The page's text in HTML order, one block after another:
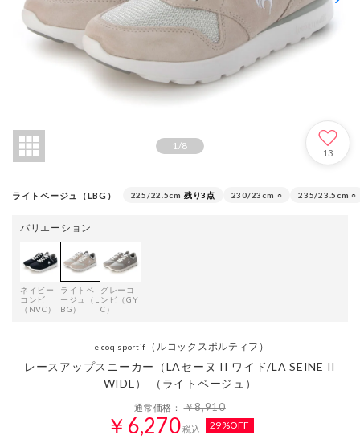
1/8
13
ライトベージュ（LBG） 225/22.5cm 残り3点 230/23cm ○ 235/23.5cm ○
バリエーション
ネイビー
コンビ
（NVC）
ライトベ
ージュ（L
BG）
グレーコ
ンビ（GY
C）
le coq sportif （ルコックスポルティフ）
レースアップスニーカー（LAセーヌ II ワイド/LA SEINE II
WIDE） （ライトベージュ）
通常価格：￥8,910
￥6,270税込
29%OFF